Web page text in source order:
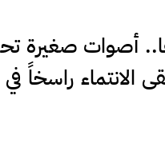
أصوات صغيرة
الانتماء راسخاً